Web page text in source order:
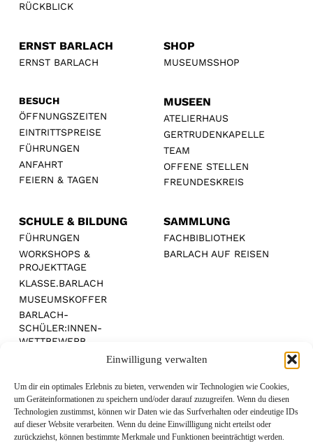
Einwilligung verwalten
Um dir ein optimales Erlebnis zu bieten, verwenden wir Technologien wie Cookies,
um Geräteinformationen zu speichern und/oder darauf zuzugreifen. Wenn du diesen
Technologien zustimmst, können wir Daten wie das Surfverhalten oder eindeutige IDs
auf dieser Website verarbeiten. Wenn du deine Einwillligung nicht erteilst oder
zurückziehst, können bestimmte Merkmale und Funktionen beeinträchtigt werden.
RÜCKBLICK
ERNST BARLACH
ERNST BARLACH
SHOP
MUSEUMSSHOP
BESUCH
ÖFFNUNGSZEITEN
EINTRITTSPREISE
FÜHRUNGEN
ANFAHRT
FEIERN & TAGEN
MUSEEN
ATELIERHAUS
GERTRUDENKAPELLE
TEAM
OFFENE STELLEN
FREUNDESKREIS
SCHULE & BILDUNG
FÜHRUNGEN
WORKSHOPS &
PROJEKTTAGE
KLASSE.BARLACH
MUSEUMSKOFFER
BARLACH-
SCHÜLER:INNEN-
WETTBEWERB
SAMMLUNG
FACHBIBLIOTHEK
BARLACH AUF REISEN
MEDIENPARTNER: